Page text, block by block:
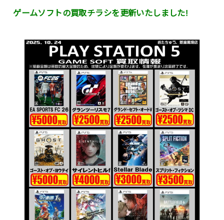
ゲームソフトの買取チラシを更新いたしました!